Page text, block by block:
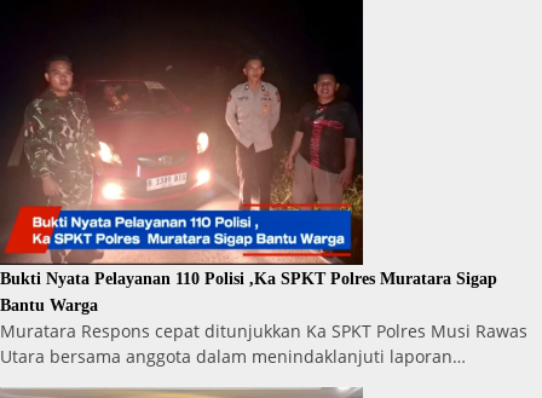
Bukti Nyata Pelayanan 110 Polisi ,Ka SPKT Polres Muratara Sigap
Bantu Warga
Muratara Respons cepat ditunjukkan Ka SPKT Polres Musi Rawas
Utara bersama anggota dalam menindaklanjuti laporan…